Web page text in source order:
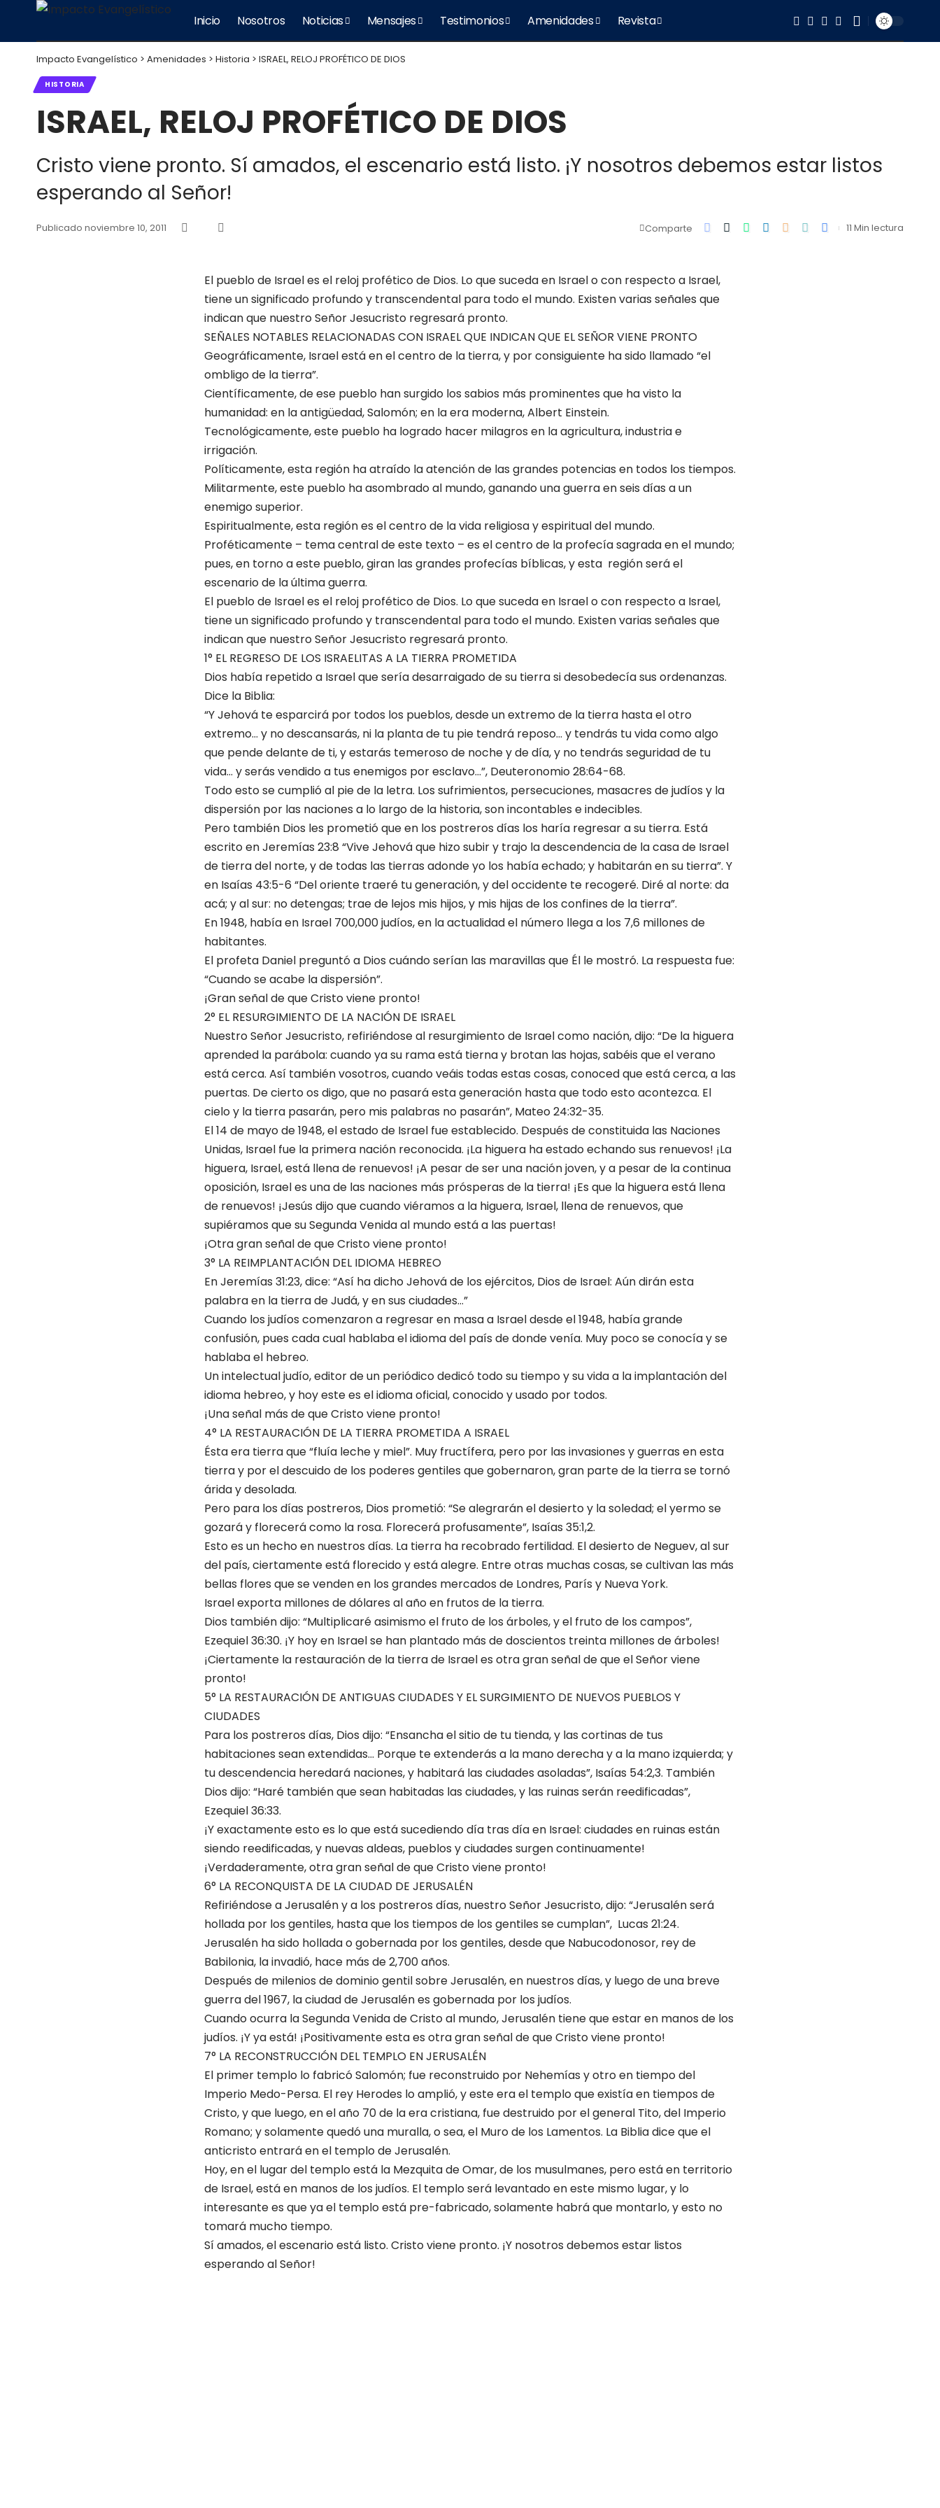
Inicio Nosotros Noticias Mensajes Testimonios Amenidades Revista
Impacto Evangelístico > Amenidades > Historia > ISRAEL, RELOJ PROFÉTICO DE DIOS
HISTORIA
ISRAEL, RELOJ PROFÉTICO DE DIOS
Cristo viene pronto. Sí amados, el escenario está listo. ¡Y nosotros debemos estar listos
esperando al Señor!
Publicado noviembre 10, 2011 Comparte 11 Min lectura
El pueblo de Israel es el reloj profético de Dios. Lo que suceda en Israel o con respecto a Israel,
tiene un significado profundo y transcendental para todo el mundo. Existen varias señales que
indican que nuestro Señor Jesucristo regresará pronto.
SEÑALES NOTABLES RELACIONADAS CON ISRAEL QUE INDICAN QUE EL SEÑOR VIENE PRONTO
Geográficamente, Israel está en el centro de la tierra, y por consiguiente ha sido llamado “el
ombligo de la tierra”.
Científicamente, de ese pueblo han surgido los sabios más prominentes que ha visto la
humanidad: en la antigüedad, Salomón; en la era moderna, Albert Einstein.
Tecnológicamente, este pueblo ha logrado hacer milagros en la agricultura, industria e
irrigación.
Políticamente, esta región ha atraído la atención de las grandes potencias en todos los tiempos.
Militarmente, este pueblo ha asombrado al mundo, ganando una guerra en seis días a un
enemigo superior.
Espiritualmente, esta región es el centro de la vida religiosa y espiritual del mundo.
Proféticamente – tema central de este texto – es el centro de la profecía sagrada en el mundo;
pues, en torno a este pueblo, giran las grandes profecías bíblicas, y esta región será el
escenario de la última guerra.
El pueblo de Israel es el reloj profético de Dios. Lo que suceda en Israel o con respecto a Israel,
tiene un significado profundo y transcendental para todo el mundo. Existen varias señales que
indican que nuestro Señor Jesucristo regresará pronto.
1° EL REGRESO DE LOS ISRAELITAS A LA TIERRA PROMETIDA
Dios había repetido a Israel que sería desarraigado de su tierra si desobedecía sus ordenanzas.
Dice la Biblia:
“Y Jehová te esparcirá por todos los pueblos, desde un extremo de la tierra hasta el otro
extremo… y no descansarás, ni la planta de tu pie tendrá reposo… y tendrás tu vida como algo
que pende delante de ti, y estarás temeroso de noche y de día, y no tendrás seguridad de tu
vida… y serás vendido a tus enemigos por esclavo…”, Deuteronomio 28:64-68.
Todo esto se cumplió al pie de la letra. Los sufrimientos, persecuciones, masacres de judíos y la
dispersión por las naciones a lo largo de la historia, son incontables e indecibles.
Pero también Dios les prometió que en los postreros días los haría regresar a su tierra. Está
escrito en Jeremías 23:8 “Vive Jehová que hizo subir y trajo la descendencia de la casa de Israel
de tierra del norte, y de todas las tierras adonde yo los había echado; y habitarán en su tierra”. Y
en Isaías 43:5-6 “Del oriente traeré tu generación, y del occidente te recogeré. Diré al norte: da
acá; y al sur: no detengas; trae de lejos mis hijos, y mis hijas de los confines de la tierra”.
En 1948, había en Israel 700,000 judíos, en la actualidad el número llega a los 7,6 millones de
habitantes.
El profeta Daniel preguntó a Dios cuándo serían las maravillas que Él le mostró. La respuesta fue:
“Cuando se acabe la dispersión”.
¡Gran señal de que Cristo viene pronto!
2° EL RESURGIMIENTO DE LA NACIÓN DE ISRAEL
Nuestro Señor Jesucristo, refiriéndose al resurgimiento de Israel como nación, dijo: “De la higuera
aprended la parábola: cuando ya su rama está tierna y brotan las hojas, sabéis que el verano
está cerca. Así también vosotros, cuando veáis todas estas cosas, conoced que está cerca, a las
puertas. De cierto os digo, que no pasará esta generación hasta que todo esto acontezca. El
cielo y la tierra pasarán, pero mis palabras no pasarán”, Mateo 24:32-35.
El 14 de mayo de 1948, el estado de Israel fue establecido. Después de constituida las Naciones
Unidas, Israel fue la primera nación reconocida. ¡La higuera ha estado echando sus renuevos! ¡La
higuera, Israel, está llena de renuevos! ¡A pesar de ser una nación joven, y a pesar de la continua
oposición, Israel es una de las naciones más prósperas de la tierra! ¡Es que la higuera está llena
de renuevos! ¡Jesús dijo que cuando viéramos a la higuera, Israel, llena de renuevos, que
supiéramos que su Segunda Venida al mundo está a las puertas!
¡Otra gran señal de que Cristo viene pronto!
3° LA REIMPLANTACIÓN DEL IDIOMA HEBREO
En Jeremías 31:23, dice: “Así ha dicho Jehová de los ejércitos, Dios de Israel: Aún dirán esta
palabra en la tierra de Judá, y en sus ciudades…”
Cuando los judíos comenzaron a regresar en masa a Israel desde el 1948, había grande
confusión, pues cada cual hablaba el idioma del país de donde venía. Muy poco se conocía y se
hablaba el hebreo.
Un intelectual judío, editor de un periódico dedicó todo su tiempo y su vida a la implantación del
idioma hebreo, y hoy este es el idioma oficial, conocido y usado por todos.
¡Una señal más de que Cristo viene pronto!
4° LA RESTAURACIÓN DE LA TIERRA PROMETIDA A ISRAEL
Ésta era tierra que “fluía leche y miel”. Muy fructífera, pero por las invasiones y guerras en esta
tierra y por el descuido de los poderes gentiles que gobernaron, gran parte de la tierra se tornó
árida y desolada.
Pero para los días postreros, Dios prometió: “Se alegrarán el desierto y la soledad; el yermo se
gozará y florecerá como la rosa. Florecerá profusamente”, Isaías 35:1,2.
Esto es un hecho en nuestros días. La tierra ha recobrado fertilidad. El desierto de Neguev, al sur
del país, ciertamente está florecido y está alegre. Entre otras muchas cosas, se cultivan las más
bellas flores que se venden en los grandes mercados de Londres, París y Nueva York.
Israel exporta millones de dólares al año en frutos de la tierra.
Dios también dijo: “Multiplicaré asimismo el fruto de los árboles, y el fruto de los campos”,
Ezequiel 36:30. ¡Y hoy en Israel se han plantado más de doscientos treinta millones de árboles!
¡Ciertamente la restauración de la tierra de Israel es otra gran señal de que el Señor viene
pronto!
5° LA RESTAURACIÓN DE ANTIGUAS CIUDADES Y EL SURGIMIENTO DE NUEVOS PUEBLOS Y
CIUDADES
Para los postreros días, Dios dijo: “Ensancha el sitio de tu tienda, y las cortinas de tus
habitaciones sean extendidas… Porque te extenderás a la mano derecha y a la mano izquierda; y
tu descendencia heredará naciones, y habitará las ciudades asoladas”, Isaías 54:2,3. También
Dios dijo: “Haré también que sean habitadas las ciudades, y las ruinas serán reedificadas”,
Ezequiel 36:33.
¡Y exactamente esto es lo que está sucediendo día tras día en Israel: ciudades en ruinas están
siendo reedificadas, y nuevas aldeas, pueblos y ciudades surgen continuamente!
¡Verdaderamente, otra gran señal de que Cristo viene pronto!
6° LA RECONQUISTA DE LA CIUDAD DE JERUSALÉN
Refiriéndose a Jerusalén y a los postreros días, nuestro Señor Jesucristo, dijo: “Jerusalén será
hollada por los gentiles, hasta que los tiempos de los gentiles se cumplan”, Lucas 21:24.
Jerusalén ha sido hollada o gobernada por los gentiles, desde que Nabucodonosor, rey de
Babilonia, la invadió, hace más de 2,700 años.
Después de milenios de dominio gentil sobre Jerusalén, en nuestros días, y luego de una breve
guerra del 1967, la ciudad de Jerusalén es gobernada por los judíos.
Cuando ocurra la Segunda Venida de Cristo al mundo, Jerusalén tiene que estar en manos de los
judíos. ¡Y ya está! ¡Positivamente esta es otra gran señal de que Cristo viene pronto!
7° LA RECONSTRUCCIÓN DEL TEMPLO EN JERUSALÉN
El primer templo lo fabricó Salomón; fue reconstruido por Nehemías y otro en tiempo del
Imperio Medo-Persa. El rey Herodes lo amplió, y este era el templo que existía en tiempos de
Cristo, y que luego, en el año 70 de la era cristiana, fue destruido por el general Tito, del Imperio
Romano; y solamente quedó una muralla, o sea, el Muro de los Lamentos. La Biblia dice que el
anticristo entrará en el templo de Jerusalén.
Hoy, en el lugar del templo está la Mezquita de Omar, de los musulmanes, pero está en territorio
de Israel, está en manos de los judíos. El templo será levantado en este mismo lugar, y lo
interesante es que ya el templo está pre-fabricado, solamente habrá que montarlo, y esto no
tomará mucho tiempo.
Sí amados, el escenario está listo. Cristo viene pronto. ¡Y nosotros debemos estar listos
esperando al Señor!